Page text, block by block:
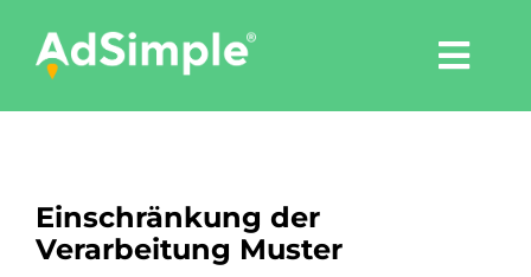
content
Tools
Einschränkung der
Verarbeitung Muster